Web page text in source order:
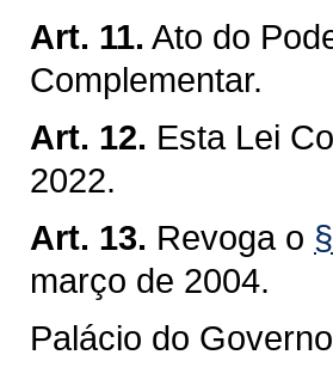
Art. 11. Ato do
Complementar.
Art. 12. Esta Lei
2022.
Art. 13. Revoga o
março de 2004.
Palácio do